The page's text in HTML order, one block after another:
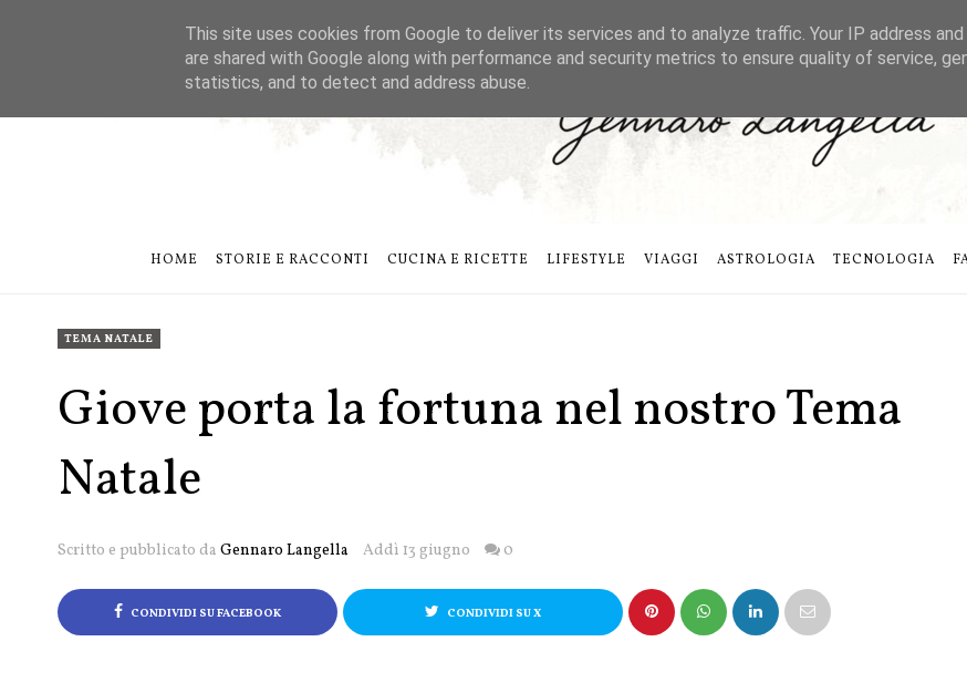
HOME STORIE E RACCONTI CUCINA E RICETTE LIFESTYLE VIAGGI ASTROLOGIA TECNOLOGIA
TEMA NATALE
Giove porta la fortuna nel nostro Tema
Natale
Scritto e pubblicato da Gennaro Langella Addì 13 giugno 0
CONDIVIDI SU FACEBOOK CONDIVIDI SU X
This site uses cookies from Google to deliver its services and to analyze traffic. Your IP address
are shared with Google along with performance and security metrics to ensure quality of service,
statistics, and to detect and address abuse.